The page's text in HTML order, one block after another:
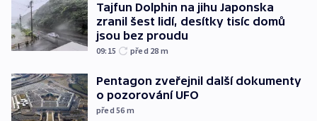
Tajfun Dolphin na jihu Japonska
zranil šest lidí, desítky tisíc domů
jsou bez proudu
09:15 před 28 m
Pentagon zveřejnil další dokumenty
o pozorování UFO
před 56 m